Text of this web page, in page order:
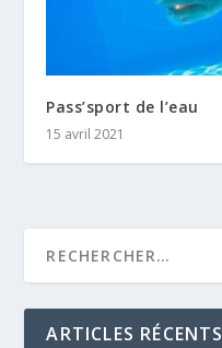
Pass’sport de l’eau
15 avril 2021
ARTICLES RÉCENTS